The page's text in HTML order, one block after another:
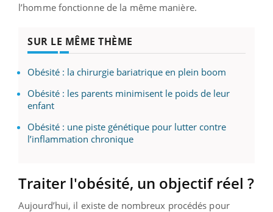
l’homme fonctionne de la même manière.
SUR LE MÊME THÈME
Obésité : la chirurgie bariatrique en plein boom
Obésité : les parents minimisent le poids de leur
enfant
Obésité : une piste génétique pour lutter contre
l’inflammation chronique
Traiter l'obésité, un objectif réel ?
Aujourd’hui, il existe de nombreux procédés pour